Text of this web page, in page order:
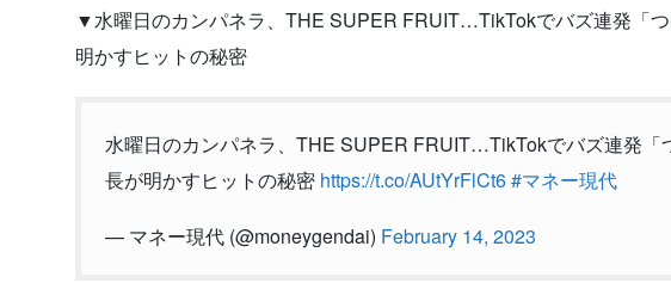
▼水曜日のカンパネラ、THE SUPER FRUIT…TikTokでバズ連発「
明かすヒットの秘密
水曜日のカンパネラ、THE SUPER FRUIT…TikTokでバズ連発「
長が明かすヒットの秘密 https://t.co/AUtYrFlCt6#マネー現代
— マネー現代 (@moneygendai) February 14, 2023